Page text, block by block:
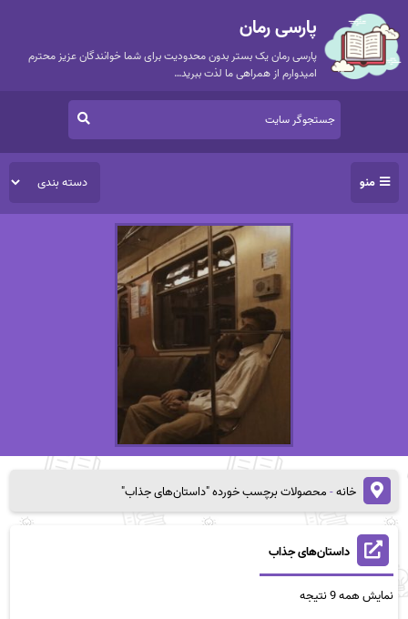
پارسی رمان
پارسی رمان یک بستر بدون محدودیت برای شما خوانندگان عزیز محترم
امیدوارم از همراهی ما لذت ببرید…
منو
خانه-محصولات برچسب خورده "داستان‌های جذاب"
داستان‌های جذاب
نمایش همه 9 نتیجه
مرتب‌سازی